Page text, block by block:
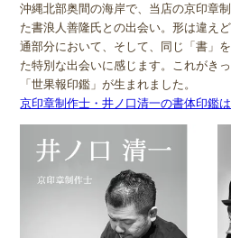
沖縄北部奥間の海岸で、当店の京印章
た書浪人善隆氏との出会い。形は違え
通部分において、そして、同じ「書」
た特別な出会いに感じます。これがき
「世果報印鑑」が生まれました。
京印章制作士・井ノ口清一の書体印鑑